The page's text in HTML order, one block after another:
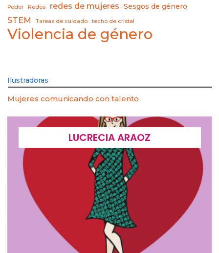
Poder Redes redes de mujeres Sesgos de género
STEM Tareas de cuidado techo de cristal
Violencia de género
Ilustradoras
Mujeres comunicando con talento
LUCRECIA ARAOZ